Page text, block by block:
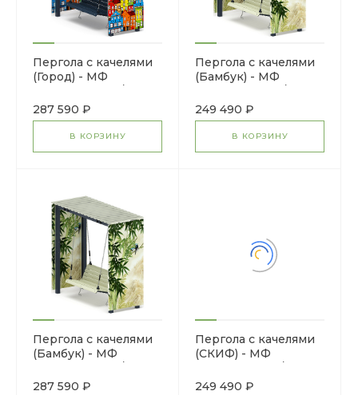
Пергола с качелями
(Город) - МФ
поликарбонатом/
287 590 ₽
В КОРЗИНУ
Пергола с качелями
(Бамбук) - МФ
поликарбоната/
249 490 ₽
В КОРЗИНУ
Пергола с качелями
(Бамбук) - МФ
поликарбонатом/
287 590 ₽
Пергола с качелями
(СКИФ) - МФ
поликарбоната/
249 490 ₽